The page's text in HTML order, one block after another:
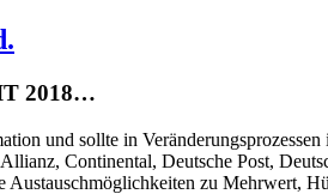
2018…
und sollte in
Continental, Deutsche Post,
zu Mehrwert,